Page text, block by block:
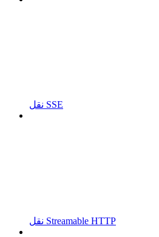
نقل SSE
نقل Streamable HTTP